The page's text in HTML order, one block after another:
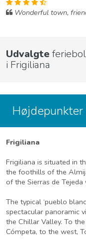
Wonderful town,
Udvalgte
i Frigiliana
Frigiliana
Frigiliana is situated in
the foothills of the
of the Sierras de
The typical ‘pueblo
spectacular panoramic
the Chillar Valley. To
Cómpeta, to the west,